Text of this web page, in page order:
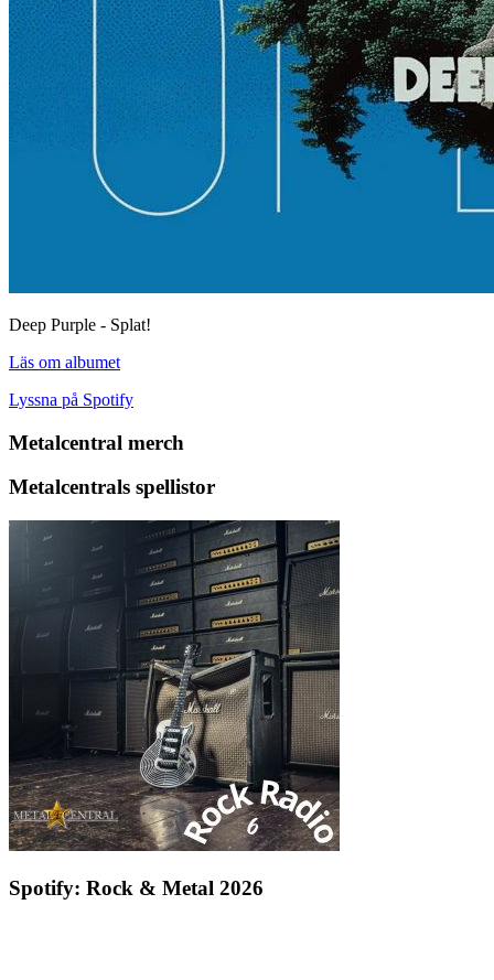
Deep Purple - Splat!
Läs om albumet
Lyssna på Spotify
Metalcentral merch
Metalcentrals spellistor
Spotify: Rock & Metal 2026